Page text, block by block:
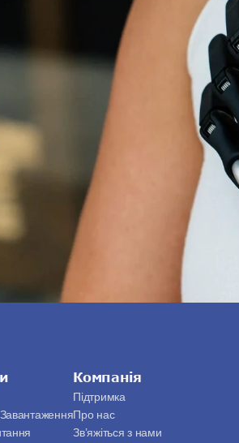
Компанія
Підтримка
Про нас
Зв’яжіться з нами